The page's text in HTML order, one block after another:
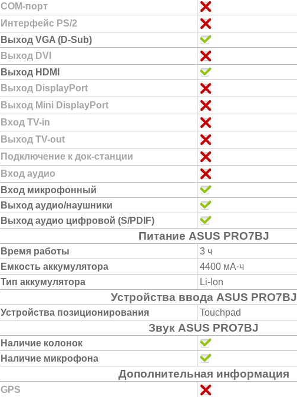
COM-порт
Интерфейс PS/2
Выход VGA (D-Sub)
Выход DVI
Выход HDMI
Выход DisplayPort
Выход Mini DisplayPort
Вход TV-in
Выход TV-out
Подключение к док-станции
Вход аудио
Вход микрофонный
Выход аудио/наушники
Выход аудио цифровой (S/PDIF)
Питание ASUS PRO7BJ
Время работы
3 ч
Емкость аккумулятора
4400 мА·ч
Тип аккумулятора
Li-Ion
Устройства ввода ASUS PRO7BJ
Устройства позиционирования Touchpad
Звук ASUS PRO7BJ
Наличие колонок
Наличие микрофона
Дополнительная информация
GPS